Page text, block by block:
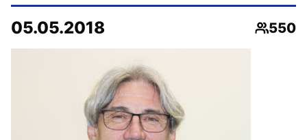
05.05.2018
550